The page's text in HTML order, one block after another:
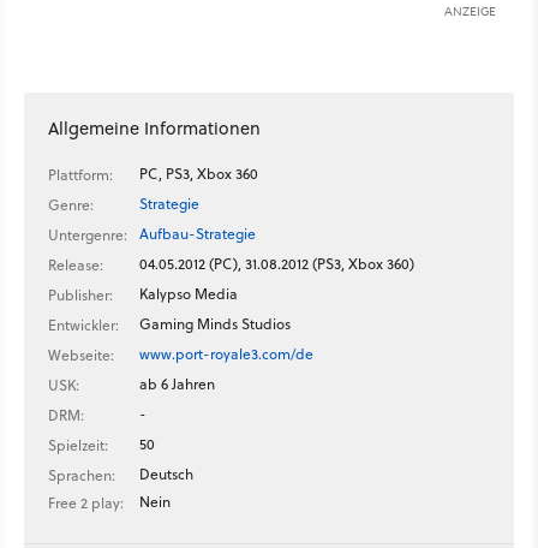
ANZEIGE
Allgemeine Informationen
Plattform:
PC, PS3, Xbox 360
Genre:
Strategie
Untergenre:
Aufbau-Strategie
Release:
04.05.2012 (PC), 31.08.2012 (PS3, Xbox 360)
Publisher:
Kalypso Media
Entwickler:
Gaming Minds Studios
Webseite:
www.port-royale3.com/de
USK:
ab 6 Jahren
DRM:
-
Spielzeit:
50
Sprachen:
Deutsch
Free 2 play:
Nein